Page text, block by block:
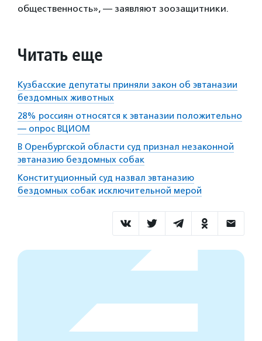
общественность», — заявляют зоозащитники.
Читать еще
Кузбасские депутаты приняли закон об эвтаназии
бездомных животных
28% россиян относятся к эвтаназии положительно
— опрос ВЦИОМ
В Оренбургской области суд признал незаконной
эвтаназию бездомных собак
Конституционный суд назвал эвтаназию
бездомных собак исключительной мерой